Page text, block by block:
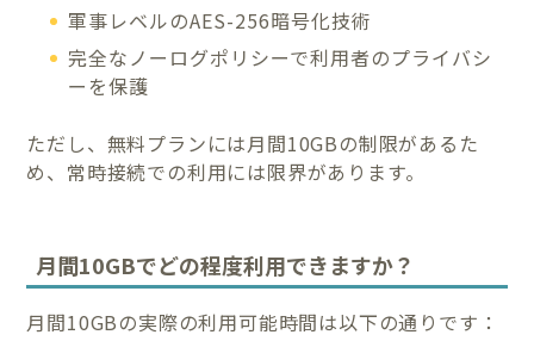
軍事レベルのAES-256暗号化技術
完全なノーログポリシーで利用者のプライバシ
ーを保護
ただし、無料プランには月間10GBの制限があるた
め、常時接続での利用には限界があります。
月間10GBでどの程度利用できますか？
月間10GBの実際の利用可能時間は以下の通りです：